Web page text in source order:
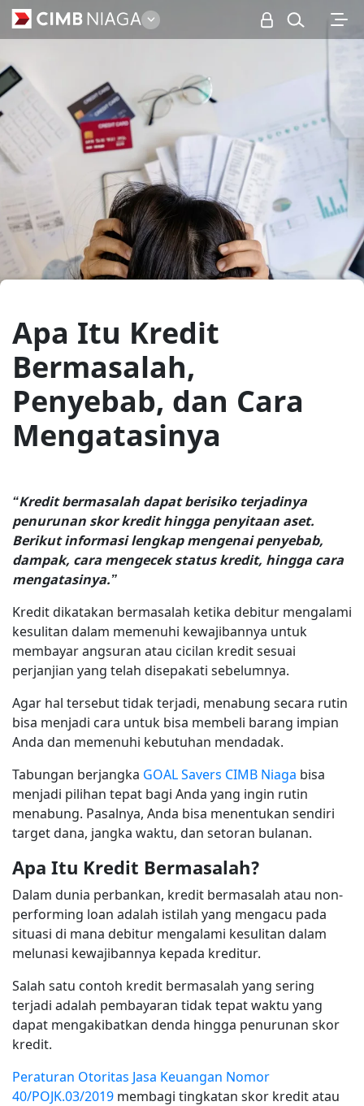
Personal
Apa Itu Kredit
Bermasalah,
Penyebab, dan Cara
Mengatasinya
“Kredit bermasalah dapat berisiko terjadinya
penurunan skor kredit hingga penyitaan aset.
Berikut informasi lengkap mengenai penyebab,
dampak, cara mengecek status kredit, hingga cara
mengatasinya.”
Kredit dikatakan bermasalah ketika debitur mengalami
kesulitan dalam memenuhi kewajibannya untuk
membayar angsuran atau cicilan kredit sesuai
perjanjian yang telah disepakati sebelumnya.
Agar hal tersebut tidak terjadi, menabung secara rutin
bisa menjadi cara untuk bisa membeli barang impian
Anda dan memenuhi kebutuhan mendadak.
Tabungan berjangka GOAL Savers CIMB Niaga bisa
menjadi pilihan tepat bagi Anda yang ingin rutin
menabung. Pasalnya, Anda bisa menentukan sendiri
target dana, jangka waktu, dan setoran bulanan.
Apa Itu Kredit Bermasalah?
Dalam dunia perbankan, kredit bermasalah atau non-
performing loan adalah istilah yang mengacu pada
situasi di mana debitur mengalami kesulitan dalam
melunasi kewajibannya kepada kreditur.
Salah satu contoh kredit bermasalah yang sering
terjadi adalah pembayaran tidak tepat waktu yang
dapat mengakibatkan denda hingga penurunan skor
kredit.
Peraturan Otoritas Jasa Keuangan Nomor
40/POJK.03/2019 membagi tingkatan skor kredit atau